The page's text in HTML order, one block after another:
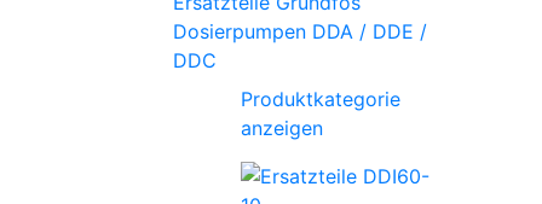
Dosierpumpen DDA / DDE /
DDC
Produktkategorie
anzeigen